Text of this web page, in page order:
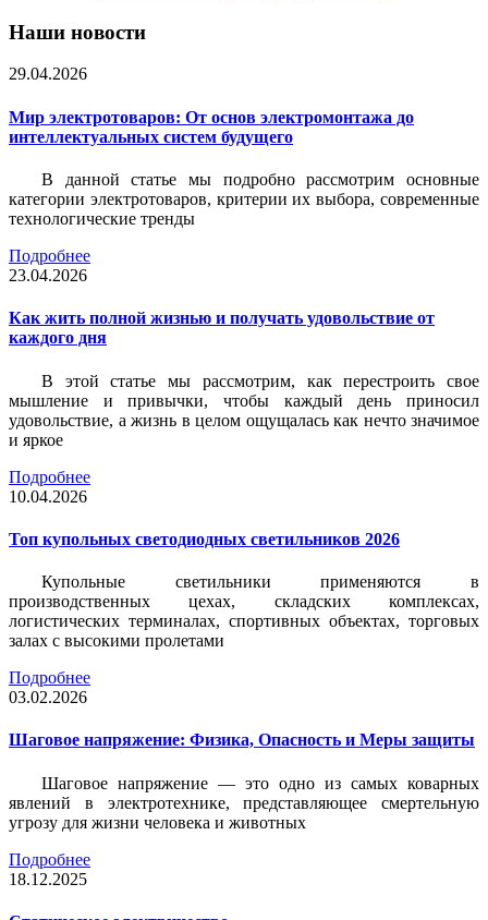
Наши новости
29.04.2026
Мир электротоваров: От основ электромонтажа до
интеллектуальных систем будущего
В данной статье мы подробно рассмотрим основные
категории электротоваров, критерии их выбора, современные
технологические тренды
Подробнее
23.04.2026
Как жить полной жизнью и получать удовольствие от
каждого дня
В этой статье мы рассмотрим, как перестроить свое
мышление и привычки, чтобы каждый день приносил
удовольствие, а жизнь в целом ощущалась как нечто значимое
и яркое
Подробнее
10.04.2026
Топ купольных светодиодных светильников 2026
Купольные светильники применяются в
производственных цехах, складских комплексах,
логистических терминалах, спортивных объектах, торговых
залах с высокими пролетами
Подробнее
03.02.2026
Шаговое напряжение: Физика, Опасность и Меры защиты
Шаговое напряжение — это одно из самых коварных
явлений в электротехнике, представляющее смертельную
угрозу для жизни человека и животных
Подробнее
18.12.2025